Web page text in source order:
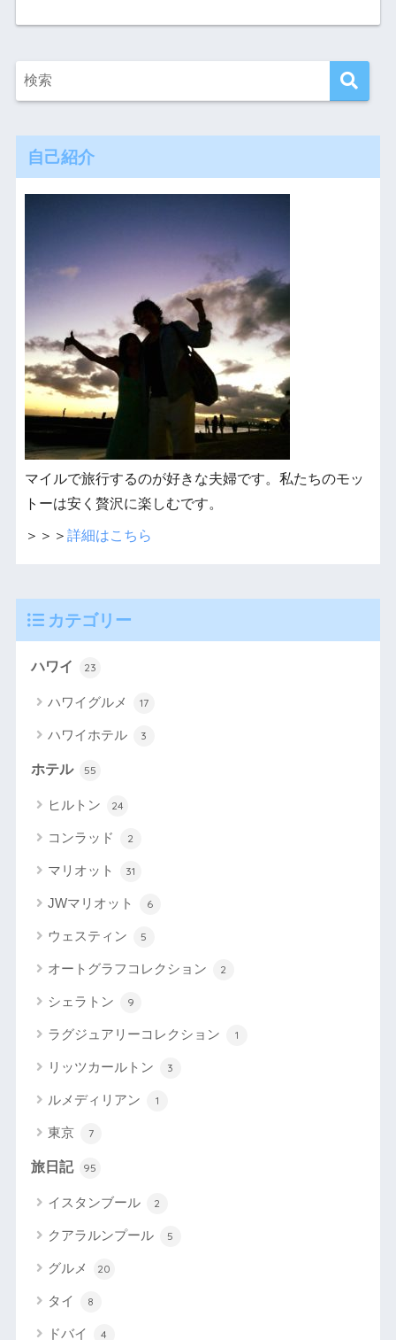
自己紹介
マイルで旅行するのが好きな夫婦です。私たちのモッ
トーは安く贅沢に楽しむです。
＞＞＞ 詳細はこちら
カテゴリー
ハワイ 23
ハワイグルメ 17
ハワイホテル 3
ホテル 55
ヒルトン 24
コンラッド 2
マリオット 31
JWマリオット 6
ウェスティン 5
オートグラフコレクション 2
シェラトン 9
ラグジュアリーコレクション 1
リッツカールトン 3
ルメディリアン 1
東京 7
旅日記 95
イスタンブール 2
クアラルンプール 5
グルメ 20
タイ 8
ドバイ 4